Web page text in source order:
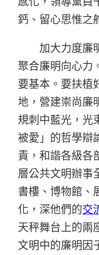
鈣、留心思惟之
加大力度廉
聚合廉明向心力
要基本。要扶植
地，營建崇尚廉
規刺中藍光，光
被愛」的哲學辯
責，和諧各級各
層公共文明辦事
書樓、博物館、
化，深他們的交
天秤舞台上的兩
文明中的廉明因